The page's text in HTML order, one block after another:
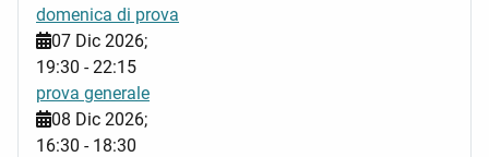
domenica di prova
07 Dic 2026;
19:30 -22:15
prova generale
08 Dic 2026;
16:30 - 18:30